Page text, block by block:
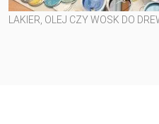
LAKIER, OLEJ CZY WOSK DO